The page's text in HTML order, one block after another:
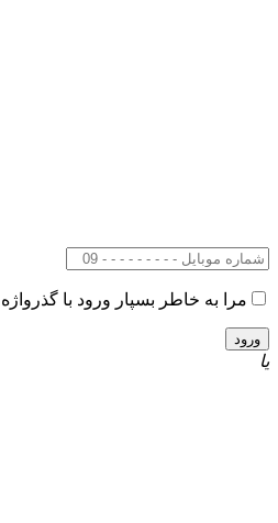
مرا به خاطر بسپار ورود با گذرواژه
یا